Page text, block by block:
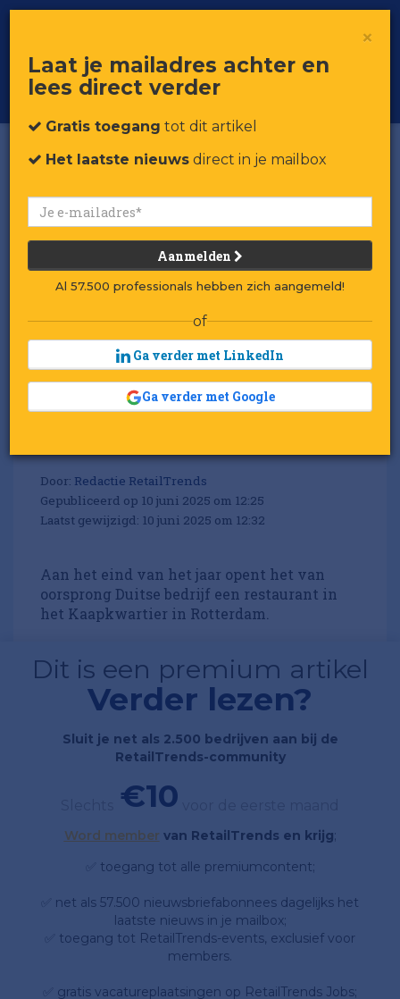
Voor professionals in retail & brands
Toggle
Pizzeriaketen 60 Seconds
to Napoli komt naar
Door: Redactie RetailTrends
Gepubliceerd op 10 juni 2025 om 12:25
Laatst gewijzigd: 10 juni 2025 om 12:32
Aan het eind van het jaar opent het van
oorsprong Duitse bedrijf een restaurant in
het Kaapkwartier in Rotterdam.
Dit is een premium artikel
Verder lezen?
Sluit je net als 2.500 bedrijven aan bij de
RetailTrends-community
€10
Word member van RetailTrends en krijg;
✅ toegang tot alle premiumcontent;
✅ net als 57.500 nieuwsbriefabonnees dagelijks het
laatste nieuws in je mailbox;
✅ toegang tot RetailTrends-events, exclusief voor
members.
✅ gratis vacatureplaatsingen op RetailTrends Jobs;
×
Laat je mailadres achter en
lees direct verder
Gratis toegang tot dit artikel
Het laatste nieuws direct in je mailbox
Aanmelden
Al 57.500 professionals hebben zich aangemeld!
of
Ga verder met LinkedIn
Ga verder met Google